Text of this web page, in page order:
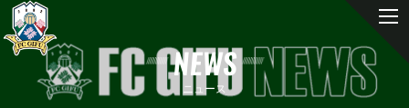
NEWS
ニュース